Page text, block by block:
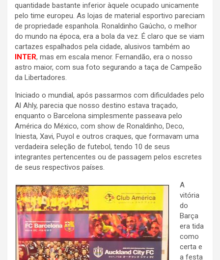
quantidade bastante inferior àquele ocupado unicamente
pelo time europeu. As lojas de material esportivo pareciam
de propriedade espanhola. Ronaldinho Gaúcho, o melhor
do mundo na época, era a bola da vez. É claro que se viam
cartazes espalhados pela cidade, alusivos também ao
INTER, mas em escala menor. Fernandão, era o nosso
astro maior, com sua foto segurando a taça de Campeão
da Libertadores.
Iniciado o mundial, após passarmos com dificuldades pelo
Al Ahly, parecia que nosso destino estava traçado,
enquanto o Barcelona simplesmente passeava pelo
América do México, com show de Ronaldinho, Deco,
Iniesta, Xavi, Puyol e outros craques, que formavam uma
verdadeira seleção de futebol, tendo 10 de seus
integrantes pertencentes ou de passagem pelos escretes
de seus respectivos países.
A
vitória
do
Barça
era tida
como
certa e
a festa